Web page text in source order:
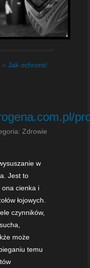
» Jak ochronić
Zdrowie
w
Jest to
ona cienka i
łojowych.
czynników,
może
temu